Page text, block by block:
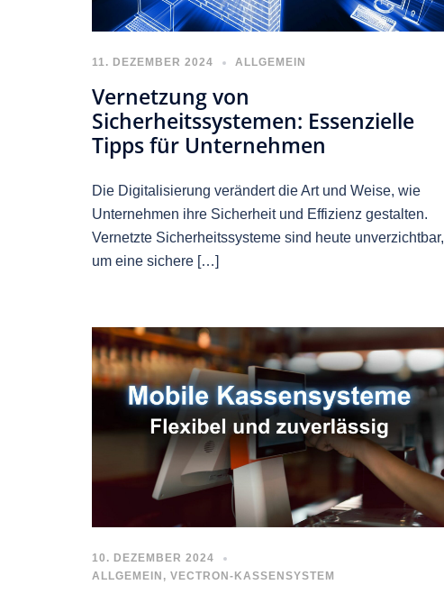
11. DEZEMBER 2024 ALLGEMEIN
Vernetzung von
Sicherheitssystemen: Essenzielle
Tipps für Unternehmen
Die Digitalisierung verändert die Art und Weise, wie
Unternehmen ihre Sicherheit und Effizienz gestalten.
Vernetzte Sicherheitssysteme sind heute unverzichtbar,
um eine sichere […]
10. DEZEMBER 2024
ALLGEMEIN , VECTRON-KASSENSYSTEM